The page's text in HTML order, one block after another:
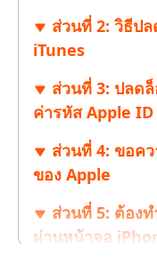
ส่วนที่ 2: วิธีป
iTunes
ส่วนที่ 3: ปลด
ค่ารหัส Apple
ส่วนที่ 4: ขอค
ของ Apple
ส่วนที่ 5: ต้อง
ผ่านหน้าจอ